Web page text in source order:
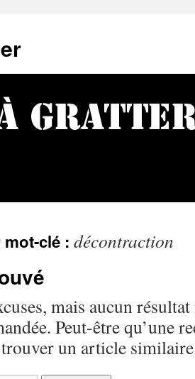
clé : décontraction
mais aucun
Peut-être qu’une
un article